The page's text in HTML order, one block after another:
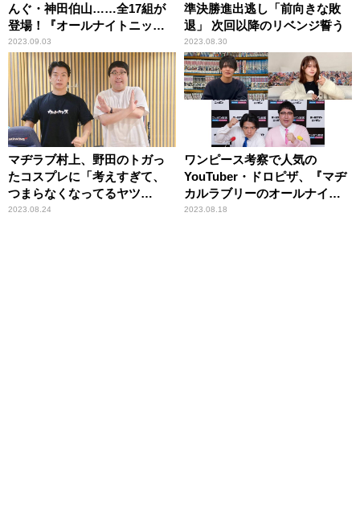
んぐ・神田伯山……全17組が
登場！『オールナイトニッポ
ン お笑いラジオスターウィー
ク2023』開催！
2023.09.03
準決勝進出逃し「前向きな敗
退」 次回以降のリベンジ誓う
2023.08.30
マヂラブ村上、野田のトガっ
たコスプレに「考えすぎて、
つまらなくなってるヤツ
（笑）」
2023.08.24
ワンピース考察で人気の
YouTuber・ドロピザ、『マヂ
カルラブリーのオールナイト
ニッポン0(ZERO)』に登場！
2023.08.18